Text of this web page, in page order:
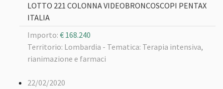
LOTTO 221 COLONNA VIDEOBRONCOSCOPI PENTAX
ITALIA
Importo: € 168.240
Territorio: Lombardia - Tematica: Terapia intensiva,
rianimazione e farmaci
22/02/2020